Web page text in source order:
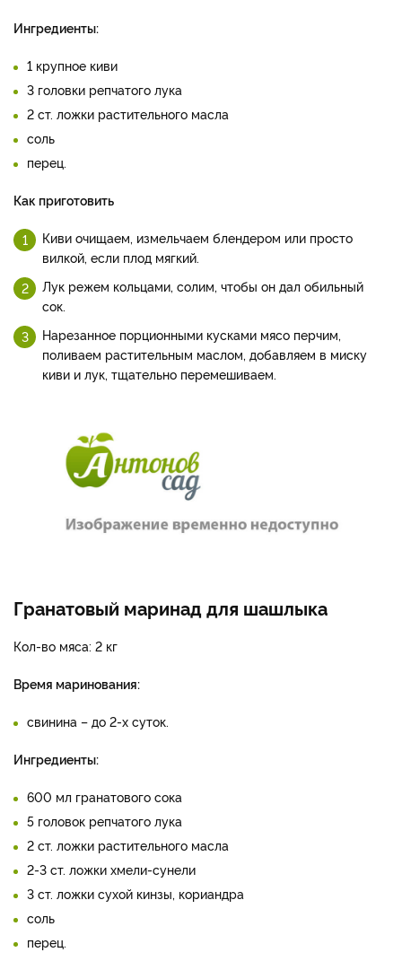
Ингредиенты:
1 крупное киви
3 головки репчатого лука
2 ст. ложки растительного масла
соль
перец.
Как приготовить
Киви очищаем, измельчаем блендером или просто
вилкой, если плод мягкий.
Лук режем кольцами, солим, чтобы он дал обильный
сок.
Нарезанное порционными кусками мясо перчим,
поливаем растительным маслом, добавляем в миску
киви и лук, тщательно перемешиваем.
Гранатовый маринад для шашлыка
Кол-во мяса: 2 кг
Время маринования:
свинина – до 2-х суток.
Ингредиенты:
600 мл гранатового сока
5 головок репчатого лука
2 ст. ложки растительного масла
2-3 ст. ложки хмели-сунели
3 ст. ложки сухой кинзы, кориандра
соль
перец.